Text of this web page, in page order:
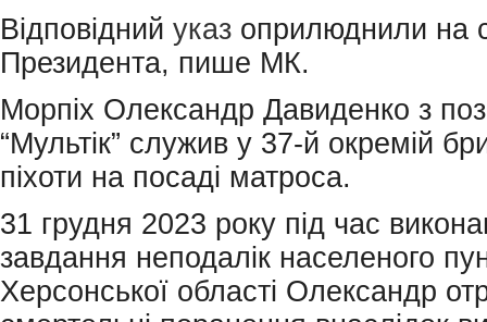
Відповідний указ оприлюднили на
Президента, пише МК.
Морпіх Олександр Давиденко з
“Мультік” служив у 37-й окремій
піхоти на посаді матроса.
31 грудня 2023 року під час
завдання неподалік населеного
Херсонської області Олександр